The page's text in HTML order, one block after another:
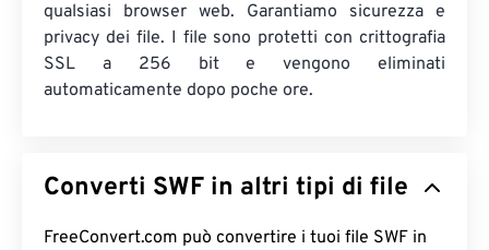
qualsiasi browser web. Garantiamo sicurezza e
privacy dei file. I file sono protetti con crittografia
SSL a 256 bit e vengono eliminati
automaticamente dopo poche ore.
Converti SWF in altri tipi di file
FreeConvert.com può convertire i tuoi file SWF in